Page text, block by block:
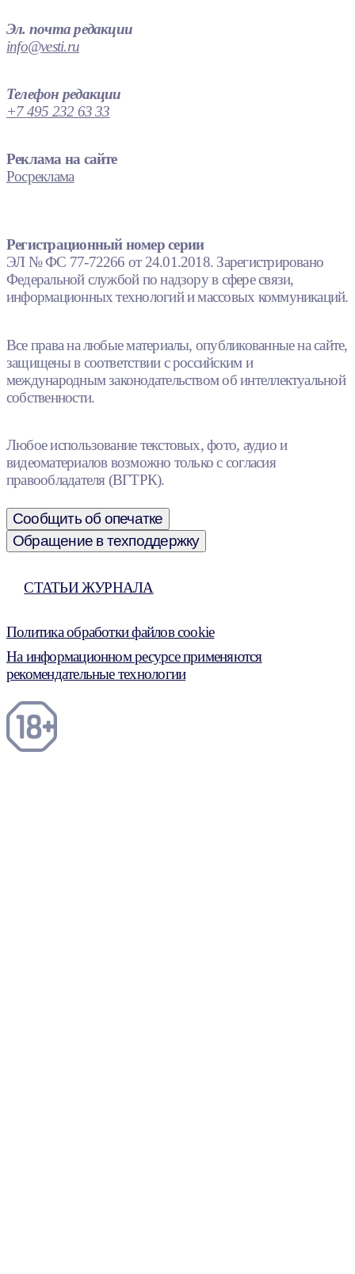
Эл. почта редакции
info@vesti.ru
Телефон редакции
+7 495 232 63 33
Реклама на сайте
Росреклама
Регистрационный номер серии
ЭЛ № ФС 77-72266 от 24.01.2018. Зарегистрировано
Федеральной службой по надзору в сфере связи,
информационных технологий и массовых коммуникаций.
Все права на любые материалы, опубликованные на сайте,
защищены в соответствии с российским и
международным законодательством об интеллектуальной
собственности.
Любое использование текстовых, фото, аудио и
видеоматериалов возможно только с согласия
правообладателя (ВГТРК).
Сообщить об опечатке
Обращение в техподдержку
СТАТЬИ ЖУРНАЛА
Политика обработки файлов cookie
На информационном ресурсе применяются
рекомендательные технологии